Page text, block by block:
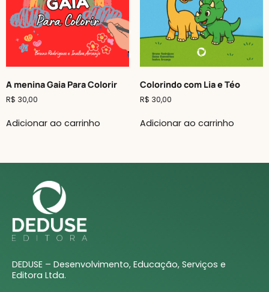
A menina Gaia Para Colorir
R$ 30,00
Adicionar ao carrinho
Colorindo com Lia e Téo
R$ 30,00
Adicionar ao carrinho
DEDUSE – Desenvolvimento, Educação, Serviços e
Editora Ltda.